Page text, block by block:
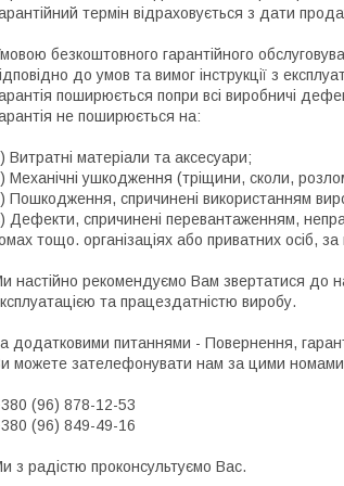
термін відраховується з дати
безкоштовного гарантійного
до умов та вимог інструкції з
поширюється попри всі виробничі
не поширюється на:
Витратні матеріали та аксесуари;
Механічні ушкодження (тріщини, сколи,
Пошкодження, спричинені використанням
Дефекти, спричинені перевантаженням,
тощо. організаціях або приватних осіб,
настійно рекомендуємо Вам звертатися до
та працездатністю виробу.
додатковими питаннями - Повернення,
можете зателефонувати нам за цими
(96) 878-12-53
(96) 849-49-16
з радістю проконсультуємо Вас.